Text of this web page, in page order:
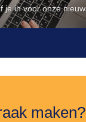
je in voor onze
maken?